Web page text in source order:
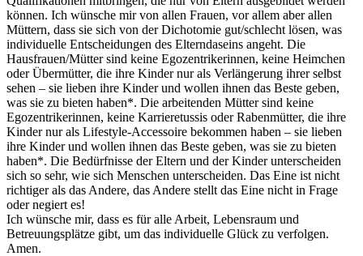
können. Ich wünsche mir von allen Frauen, vor allem aber allen
Müttern, dass sie sich von der Dichotomie gut/schlecht lösen, was
individuelle Entscheidungen des Elterndaseins angeht. Die
Hausfrauen/Mütter sind keine Egozentrikerinnen, keine Heimchen
oder Übermütter, die ihre Kinder nur als Verlängerung ihrer selbst
sehen – sie lieben ihre Kinder und wollen ihnen das Beste geben,
was sie zu bieten haben*. Die arbeitenden Mütter sind keine
Egozentrikerinnen, keine Karrieretussis oder Rabenmütter, die ihre
Kinder nur als Lifestyle-Accessoire bekommen haben – sie lieben
ihre Kinder und wollen ihnen das Beste geben, was sie zu bieten
haben*. Die Bedürfnisse der Eltern und der Kinder unterscheiden
sich so sehr, wie sich Menschen unterscheiden. Das Eine ist nicht
richtiger als das Andere, das Andere stellt das Eine nicht in Frage
oder negiert es!
Ich wünsche mir, dass es für alle Arbeit, Lebensraum und
Betreuungsplätze gibt, um das individuelle Glück zu verfolgen.
Amen.